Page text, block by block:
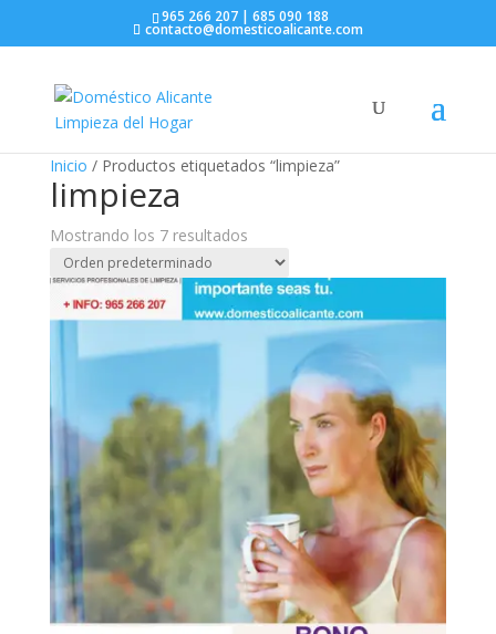
965 266 207 | 685 090 188
contacto@domesticoalicante.com
Inicio / Productos etiquetados “limpieza”
limpieza
Mostrando los 7 resultados